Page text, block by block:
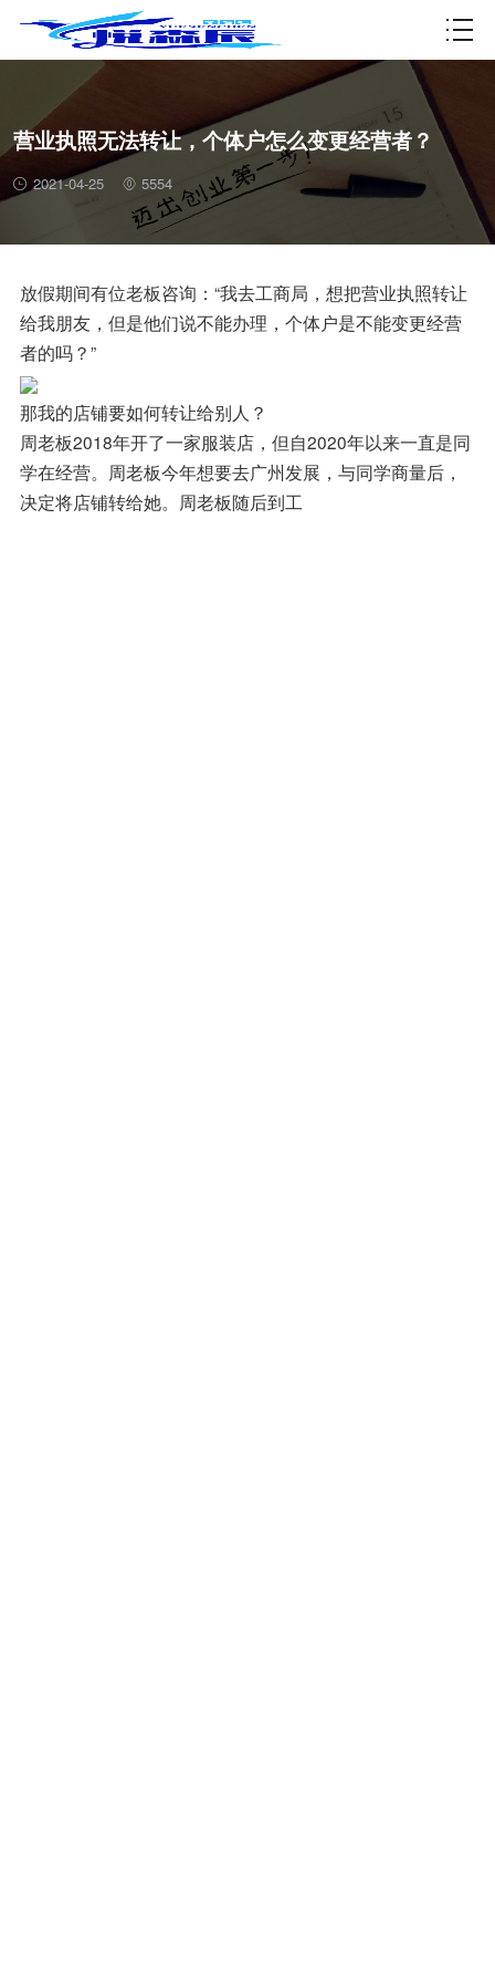
资质许可
营业执照无法转让，个体户怎么变更经营者？
2021-04-25 5554
放假期间有位老板咨询：“我去工商局，想把营业执照转让
给我朋友，但是他们说不能办理，个体户是不能变更经营
者的吗？”
那我的店铺要如何转让给别人？
周老板2018年开了一家服装店，但自2020年以来一直是同
学在经营。周老板今年想要去广州发展，与同学商量后，
决定将店铺转给她。周老板随后到工